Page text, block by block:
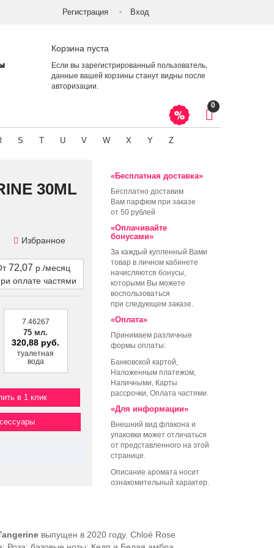
Регистрация Вход
Корзина пуста
Если вы зарегистрированный пользователь,
данные вашей корзины станут видны после
авторизации
0
S T U V W X Y Z
30ML
Избранное
72,07 р./месяц
оплате частями
7.46267
75 мл.
320,88 руб.
туалетная
вода
в 1 клик
«Бесплатная доставка»
Бесплатно доставим
Вам парфюм при заказе
от 50 рублей
«Оплачивайте
бонусами»
За каждый купленный Вами
товар в личном кабинете
начисляются бонусы,
которыми Вы можете
воспользоваться
при следующем заказе.
«Оплата»
Принимаем различные
формы оплаты:
Банковской картой,
Наложенным платежом,
Наличными, Карты
рассрочки, Оплата частями.
«Для информации»
Внешний вид флакона и
упаковки может отличаться
от представленного на этой
странице.
Описание аромата носит
ознакомительный характер.
выпущен в 2020 году. Chloé Rose